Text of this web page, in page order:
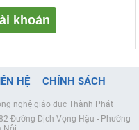
khoản
HỆ CHÍNH SÁCH
nghệ giáo dục Thành Phát
Đường Dịch Vọng Hậu - Phường